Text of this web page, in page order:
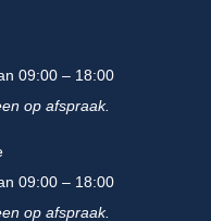
09:00 – 18:00
op afspraak.
09:00 – 18:00
op afspraak.